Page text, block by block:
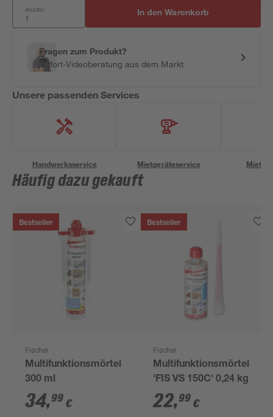
Anzahl: In den Warenkorb
Fragen zum Produkt?
Sofort-Videoberatung aus dem Markt
Unsere passenden Services
Handwerksservice Mietgeräteservice
Häufig dazu gekauft
Bestseller
Fischer
Multifunktionsmörtel
300 ml
34,99 €
Bestseller
Fischer
Multifunktionsmörtel
'FIS VS 150C' 0,24 kg
22,99 €